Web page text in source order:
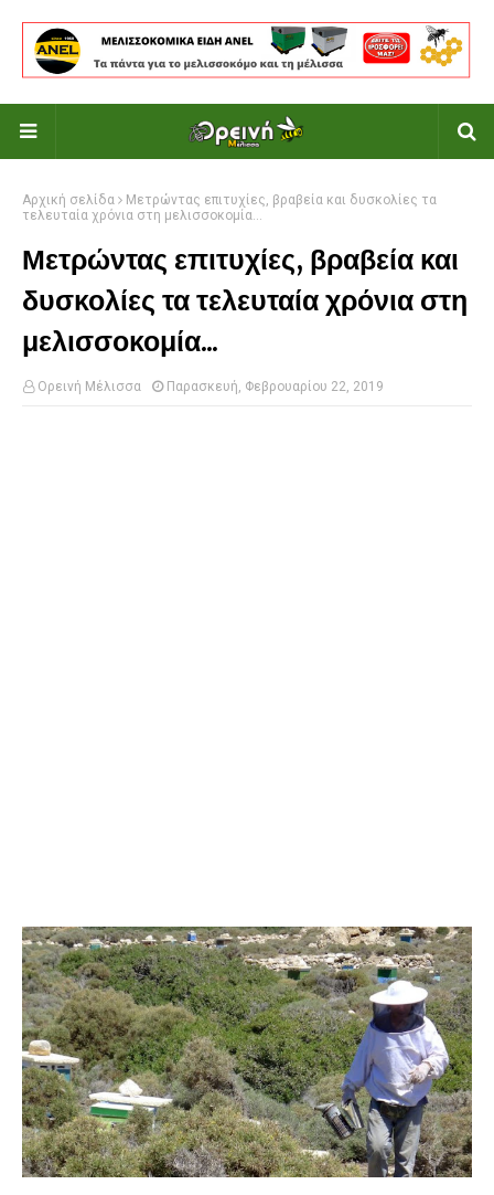
Αρχική σελίδα
Μετρώντας επιτυχίες, βραβεία και δυσκολίες τα
τελευταία χρόνια στη μελισσοκομία...
Μετρώντας επιτυχίες, βραβεία και
δυσκολίες τα τελευταία χρόνια στη
μελισσοκομία...
Ορεινή Μέλισσα Παρασκευή, Φεβρουαρίου 22, 2019